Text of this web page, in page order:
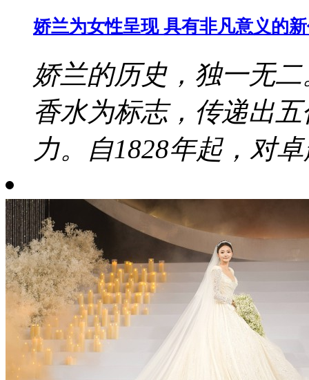
娇兰为女性呈现 具有非凡意义的
娇兰的历史，独一无
香水为标志，传递出
力。自1828年起，对